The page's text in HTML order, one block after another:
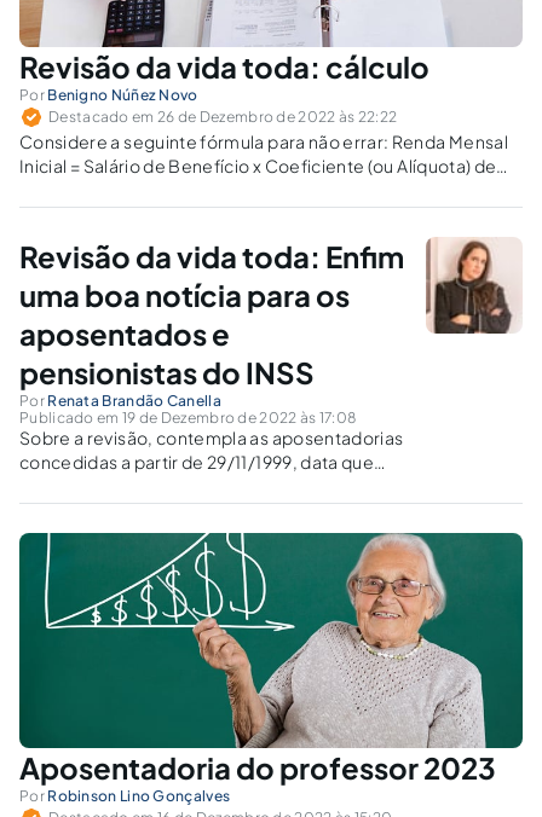
Revisão da vida toda: cálculo
Por Benigno Núñez Novo
Destacado em 26 de Dezembro de 2022 às 22:22
Considere a seguinte fórmula para não errar: Renda Mensal
Inicial = Salário de Benefício x Coeficiente (ou Alíquota) de
Revisão da vida toda: Enfim
uma boa notícia para os
aposentados e
pensionistas do INSS
Por Renata Brandão Canella
Publicado em 19 de Dezembro de 2022 às 17:08
Sobre a revisão, contempla as aposentadorias
concedidas a partir de 29/11/1999, data que
restringiu o período que deveria ser levado em
consideração para fins de cálculos da
aposentadoria.
Aposentadoria do professor 2023
Por Robinson Lino Gonçalves